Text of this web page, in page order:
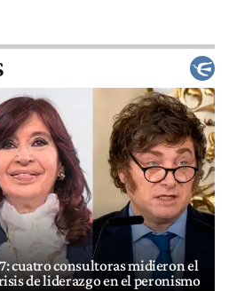
cuatro consultoras midieron el
de liderazgo en el peronismo